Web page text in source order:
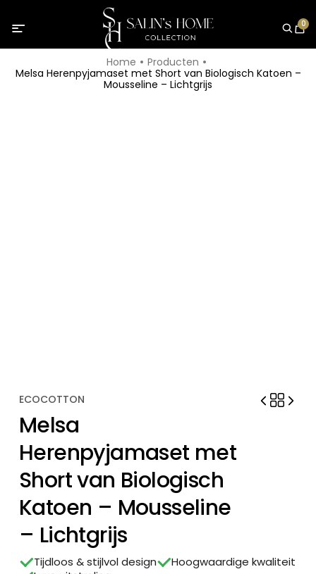
0
Home
Producten
Melsa Herenpyjamaset met Short van Biologisch Katoen –
Mousseline – Lichtgrijs
ECOCOTTON
Melsa
Herenpyjamaset met
Short van Biologisch
Katoen – Mousseline
– Lichtgrijs
Tijdloos & stijlvol design
Hoogwaardige kwaliteit